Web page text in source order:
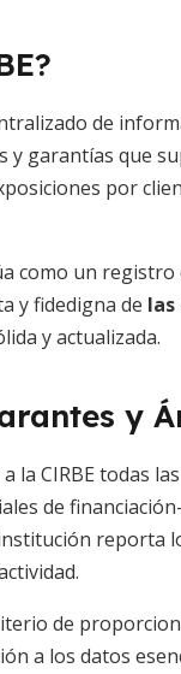
de
y garantías que
por
como un
y fidedigna de
y actualizada.
y
la CIRBE todas
de
reporta
de
a los datos